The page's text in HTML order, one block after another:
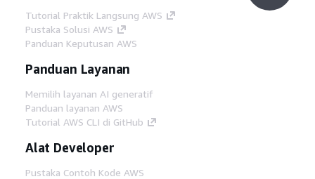
Tutorial Praktik Langsung AWS
Pustaka Solusi AWS
Panduan Keputusan AWS
Panduan Layanan
Memilih layanan AI generatif
Panduan layanan AWS
Tutorial AWS CLI di GitHub
Alat Developer
Pustaka Contoh Kode AWS